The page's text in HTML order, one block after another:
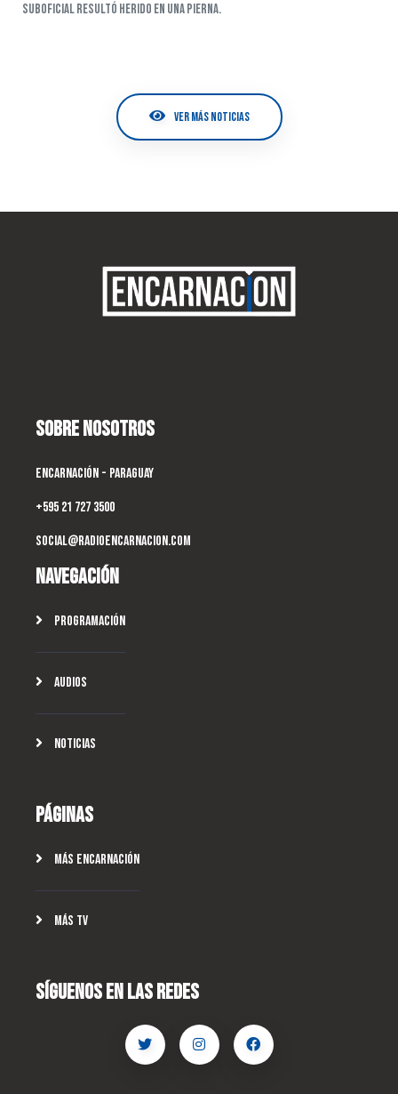
suboficial resultó herido en una pierna.
VER MÁS NOTICIAS
Sobre Nosotros
Encarnación - Paraguay
+595 21 727 3500
social@radioencarnacion.com
Navegación
Programación
Audios
Noticias
Páginas
Más Encarnación
Más TV
Síguenos En Las Redes